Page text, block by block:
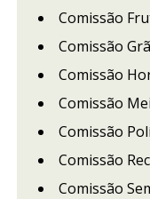
Comissão
Comissão
Comissão
Comissão
Comissão
Comissão
Comissão